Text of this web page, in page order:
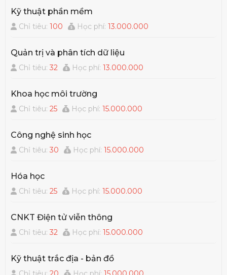
bản đồ Bộ tổng tham mưu, các Sở (cấp tỉnh), ban
Quản lý Dự án các Khu kinh tế, Khu công nghiệp,
trường đại học, cao đẳng liên quan đến lĩnh vực
khởi nghiệp trong lĩnh vực số hóa không gian,
Kỹ thuật phần mềm
Chỉ tiêu:100 Học phí:13.000.000
Quản trị và phân tích dữ liệu
Chỉ tiêu:32 Học phí:13.000.000
Khoa học môi trường
Chỉ tiêu:25 Học phí:15.000.000
Công nghệ sinh học
Chỉ tiêu:30 Học phí:15.000.000
Hóa học
Chỉ tiêu:25 Học phí:15.000.000
CNKT Điện tử viễn thông
Chỉ tiêu:32 Học phí:15.000.000
Kỹ thuật trắc địa - bản đồ